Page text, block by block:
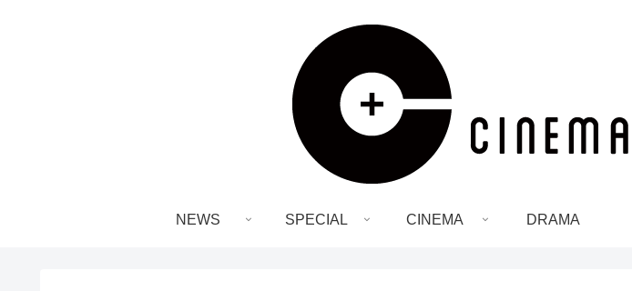
NEWS SPECIAL CINEMA DRAMA